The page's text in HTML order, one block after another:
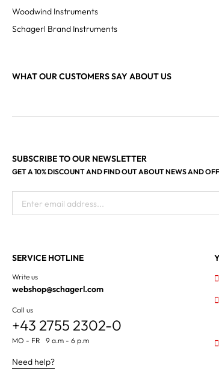
Woodwind Instruments
Schagerl Brand Instruments
WHAT OUR CUSTOMERS SAY ABOUT US
SUBSCRIBE TO OUR NEWSLETTER
GET A 10% DISCOUNT AND FIND OUT ABOUT NEWS AND
Enter email address...
SERVICE HOTLINE
Write us
webshop@schagerl.com
Call us
+43 2755 2302-0
MO - FR 9 a.m - 6 p.m
Need help?